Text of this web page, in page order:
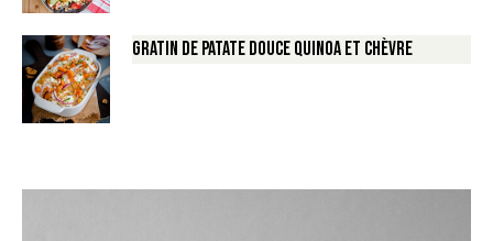
Gratin de Patate douce Quinoa et Chèvre